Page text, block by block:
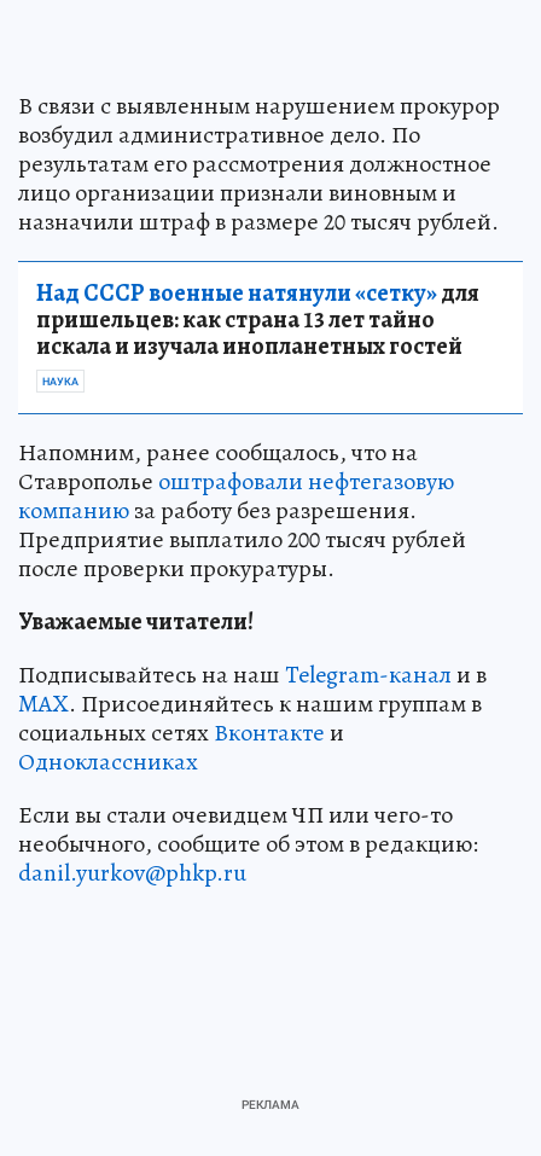
В связи с выявленным нарушением прокурор
возбудил административное дело. По
результатам его рассмотрения должностное
лицо организации признали виновным и
назначили штраф в размере 20 тысяч рублей.
Над СССР военные натянули «сетку»для
пришельцев: как страна 13 лет тайно
искала и изучала инопланетных гостей
НАУКА
Напомним, ранее сообщалось, что на
Ставрополье оштрафовали нефтегазовую
компаниюза работу без разрешения.
Предприятие выплатило 200 тысяч рублей
после проверки прокуратуры.
Уважаемые читатели!
Подписывайтесь на нашTelegram-канали в
MAX. Присоединяйтесь к нашим группам в
социальных сетяхВконтактеи
Одноклассниках
Если вы стали очевидцем ЧП или чего-то
необычного, сообщите об этом в редакцию:
danil.yurkov@phkp.ru